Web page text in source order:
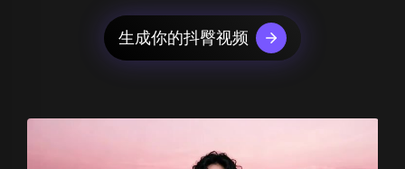
生成你的抖臀视频